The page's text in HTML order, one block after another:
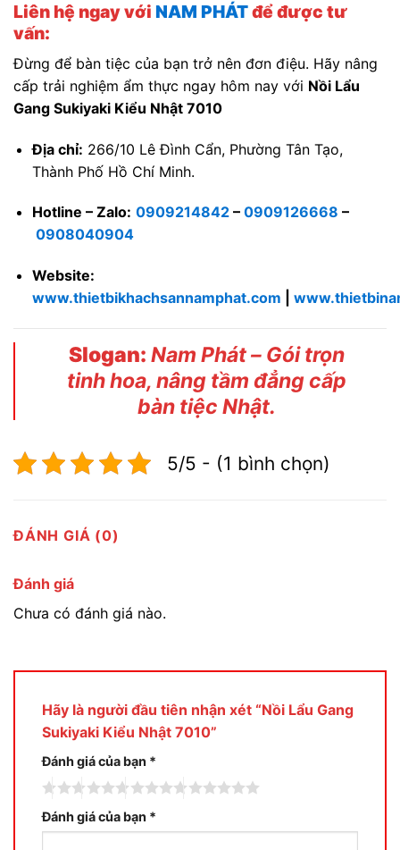
Liên hệ ngay với NAM PHÁTđể được tư
vấn:
Đừng để bàn tiệc của bạn trở nên đơn điệu. Hãy nâng
cấp trải nghiệm ẩm thực ngay hôm nay với Nồi Lẩu
Gang Sukiyaki Kiểu Nhật 7010
Địa chỉ: 266/10 Lê Đình Cẩn, Phường Tân Tạo,
Thành Phố Hồ Chí Minh.
Hotline – Zalo: 0909214842– 0909126668 –
0908040904
Website:
www.thietbikhachsannamphat.com
Slogan: Nam Phát – Gói trọn
tinh hoa, nâng tầm đẳng cấp
bàn tiệc Nhật.
5/5 - (1 bình chọn)
ĐÁNH GIÁ (0)
Đánh giá
Chưa có đánh giá nào.
Hãy là người đầu tiên nhận xét “Nồi Lẩu Gang
Sukiyaki Kiểu Nhật 7010”
Đánh giá của bạn *
Đánh giá của bạn *